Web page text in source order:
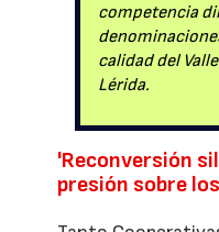
competencia
calidad del
Lérida.
'Reconversión
presión sobre